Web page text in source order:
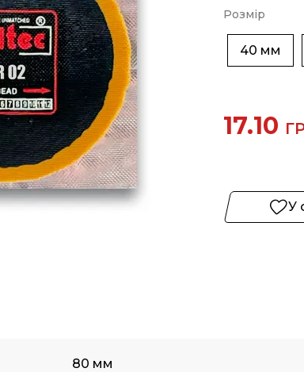
Розмір
40 мм
17.10
У
80 мм